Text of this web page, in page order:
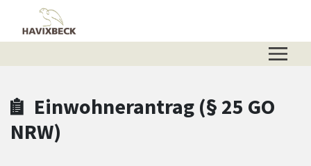
Zum Header
Zum Hauptinhalt
Zum Footer
Zum Hauptinhalt springen
Einwohnerantrag (§ 25 GO
NRW)